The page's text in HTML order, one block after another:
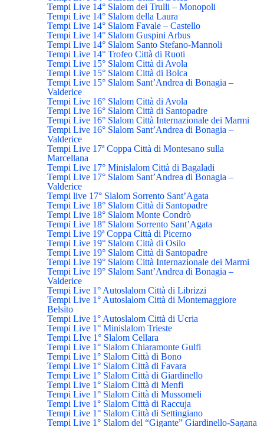
Tempi Live 14° Slalom dei Trulli – Monopoli
Tempi Live 14° Slalom della Laura
Tempi Live 14° Slalom Favale – Castello
Tempi Live 14° Slalom Guspini Arbus
Tempi Live 14° Slalom Santo Stefano-Mannoli
Tempi Live 14° Trofeo Città di Ruoti
Tempi Live 15° Slalom Città di Avola
Tempi Live 15° Slalom Città di Bolca
Tempi Live 15° Slalom Sant’Andrea di Bonagia –
Valderice
Tempi Live 16° Slalom Città di Avola
Tempi Live 16° Slalom Città di Santopadre
Tempi Live 16° Slalom Città Internazionale dei Marmi
Tempi Live 16° Slalom Sant’Andrea di Bonagia –
Valderice
Tempi Live 17ª Coppa Città di Montesano sulla
Marcellana
Tempi Live 17° Minislalom Città di Bagaladi
Tempi Live 17° Slalom Sant’Andrea di Bonagia –
Valderice
Tempi live 17° Slalom Sorrento Sant’Agata
Tempi Live 18° Slalom Città di Santopadre
Tempi Live 18° Slalom Monte Condrò
Tempi Live 18° Slalom Sorrento Sant’Agata
Tempi Live 19ª Coppa Città di Picerno
Tempi Live 19° Slalom Città di Osilo
Tempi Live 19° Slalom Città di Santopadre
Tempi Live 19° Slalom Città Internazionale dei Marmi
Tempi Live 19° Slalom Sant’Andrea di Bonagia –
Valderice
Tempi Live 1° Autoslalom Città di Librizzi
Tempi Live 1° Autoslalom Città di Montemaggiore
Belsito
Tempi Live 1° Autoslalom Città di Ucria
Tempi Live 1° Minislalom Trieste
Tempi LIve 1° Slalom Cellara
Tempi Live 1° Slalom Chiaramonte Gulfi
Tempi Live 1° Slalom Città di Bono
Tempi Live 1° Slalom Città di Favara
Tempi Live 1° Slalom Città di Giardinello
Tempi Live 1° Slalom Città di Menfi
Tempi Live 1° Slalom Città di Mussomeli
Tempi Live 1° Slalom Città di Raccuja
Tempi Live 1° Slalom Città di Settingiano
Tempi Live 1° Slalom del “Gigante” Giardinello-Sagana